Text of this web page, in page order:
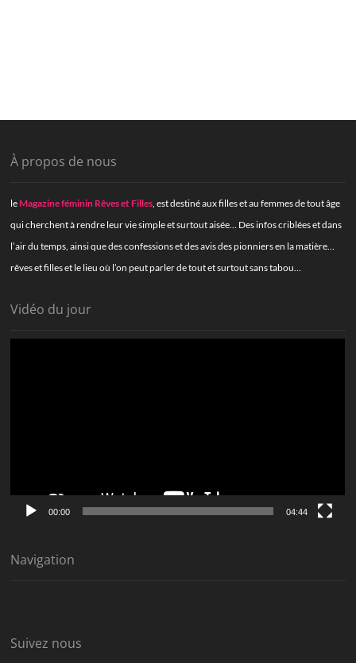
À propos de nous
leMagazine féminin Rêves et Filles , est destiné aux filles et au femmes de tout âge
qui cherchent à rendre leur vie simple et surtout aisée… Des infos criblées et dans
l’air du temps, ainsi que des confessions et des avis des pionniers en la matière…
rêves et filles et le lieu où l’on peut parler de tout et surtout sans tabou…
Vidéo du jour
00:00 04:44
Navigation
Suivez nous